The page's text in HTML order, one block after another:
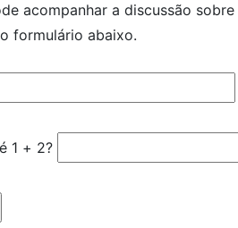
acompanhar a discussão sobre
formulário abaixo.
1 + 2?